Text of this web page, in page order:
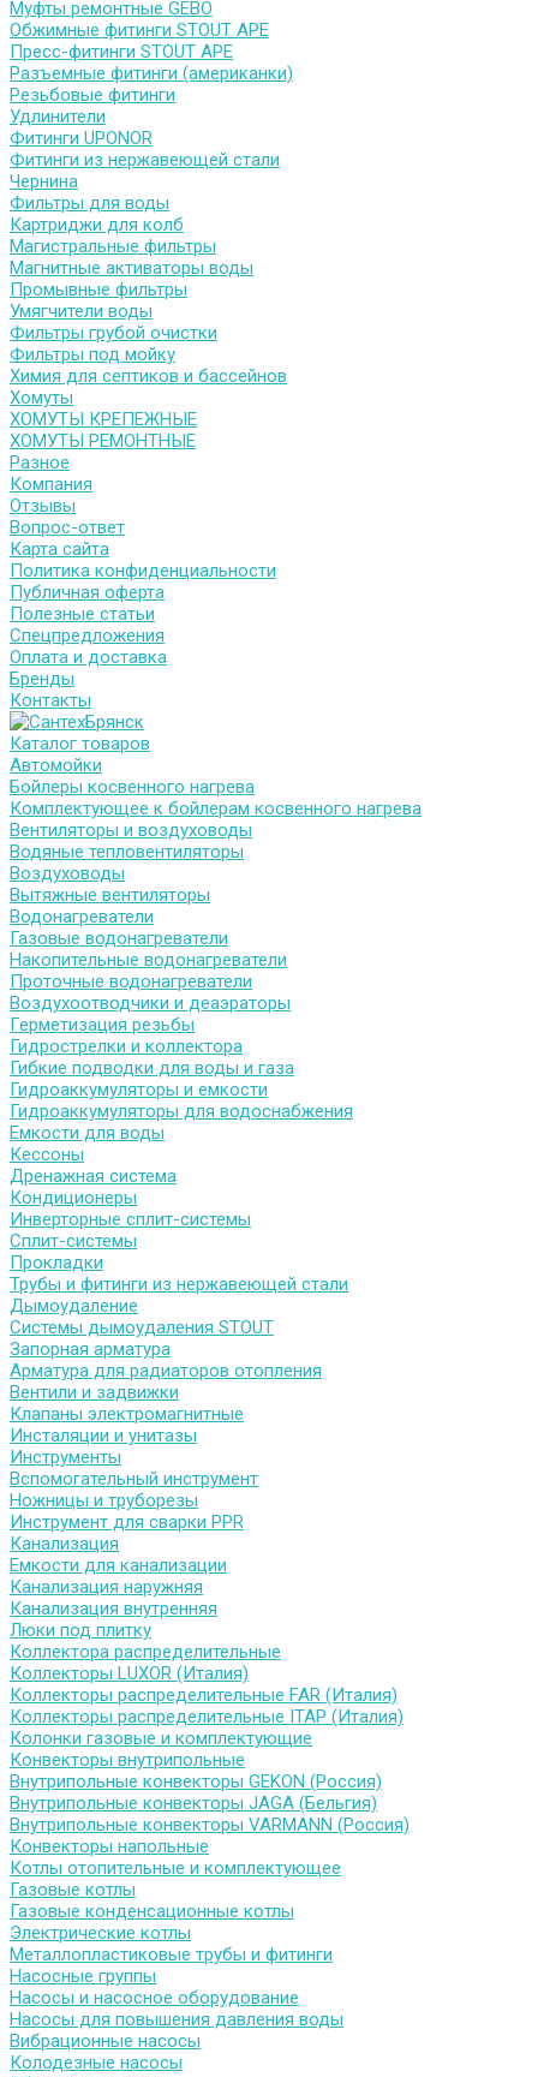
Муфты ремонтные GEBO
Обжимные фитинги STOUT APE
Пресс-фитинги STOUT APE
Разъемные фитинги (американки)
Резьбовые фитинги
Удлинители
Фитинги UPONOR
Фитинги из нержавеющей стали
Чернина
Фильтры для воды
Картриджи для колб
Магистральные фильтры
Магнитные активаторы воды
Промывные фильтры
Умягчители воды
Фильтры грубой очистки
Фильтры под мойку
Химия для септиков и бассейнов
Хомуты
ХОМУТЫ КРЕПЕЖНЫЕ
ХОМУТЫ РЕМОНТНЫЕ
Разное
Компания
Отзывы
Вопрос-ответ
Карта сайта
Политика конфиденциальности
Публичная оферта
Полезные статьи
Спецпредложения
Оплата и доставка
Бренды
Контакты
Каталог товаров
Автомойки
Бойлеры косвенного нагрева
Комплектующее к бойлерам косвенного нагрева
Вентиляторы и воздуховоды
Водяные тепловентиляторы
Воздуховоды
Вытяжные вентиляторы
Водонагреватели
Газовые водонагреватели
Накопительные водонагреватели
Проточные водонагреватели
Воздухоотводчики и деаэраторы
Герметизация резьбы
Гидрострелки и коллектора
Гибкие подводки для воды и газа
Гидроаккумуляторы и емкости
Гидроаккумуляторы для водоснабжения
Емкости для воды
Кессоны
Дренажная система
Кондиционеры
Инверторные сплит-системы
Сплит-системы
Прокладки
Трубы и фитинги из нержавеющей стали
Дымоудаление
Системы дымоудаления STOUT
Запорная арматура
Арматура для радиаторов отопления
Вентили и задвижки
Клапаны электромагнитные
Инсталяции и унитазы
Инструменты
Вспомогательный инструмент
Ножницы и труборезы
Инструмент для сварки PPR
Канализация
Емкости для канализации
Канализация наружняя
Канализация внутренняя
Люки под плитку
Коллектора распределительные
Коллекторы LUXOR (Италия)
Коллекторы распределительные FAR (Италия)
Коллекторы распределительные ITAP (Италия)
Колонки газовые и комплектующие
Конвекторы внутрипольные
Внутрипольные конвекторы GEKON (Россия)
Внутрипольные конвекторы JAGA (Бельгия)
Внутрипольные конвекторы VARMANN (Россия)
Конвекторы напольные
Котлы отопительные и комплектующее
Газовые котлы
Газовые конденсационные котлы
Электрические котлы
Металлопластиковые трубы и фитинги
Насосные группы
Насосы и насосное оборудование
Насосы для повышения давления воды
Вибрационные насосы
Колодезные насосы